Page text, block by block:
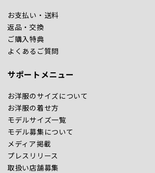
お支払い・送料
返品・交換
ご購入特典
よくあるご質問
サポートメニュー
お洋服のサイズについて
お洋服の着せ方
モデルサイズ一覧
モデル募集について
メディア掲載
プレスリリース
取扱い店舗募集